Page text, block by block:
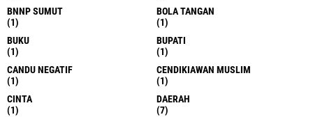
BNNP SUMUT
(1)
BOLA TANGAN
(1)
BUKU
(1)
BUPATI
(1)
CANDU NEGATIF
(1)
CENDIKIAWAN MUSLIM
(1)
CINTA
(1)
DAERAH
(7)